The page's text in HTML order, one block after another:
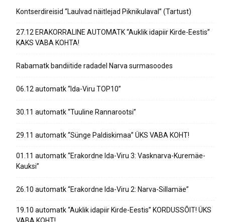
Kontserdireisid “Laulvad näitlejad Piknikulaval” (Tartust)
27.12 ERAKORRALINE AUTOMATK “Auklik idapiir Kirde-Eestis”
KAKS VABA KOHTA!
Rabamatk bandiitide radadel Narva surmasoodes
06.12 automatk “Ida-Viru TOP10”
30.11 automatk “Tuuline Rannarootsi”
29.11 automatk “Sünge Paldiskimaa” ÜKS VABA KOHT!
01.11 automatk “Erakordne Ida-Viru 3: Vasknarva-Kuremäe-
Kauksi”
26.10 automatk “Erakordne Ida-Viru 2: Narva-Sillamäe”
19.10 automatk “Auklik idapiir Kirde-Eestis” KORDUSSÕIT! ÜKS